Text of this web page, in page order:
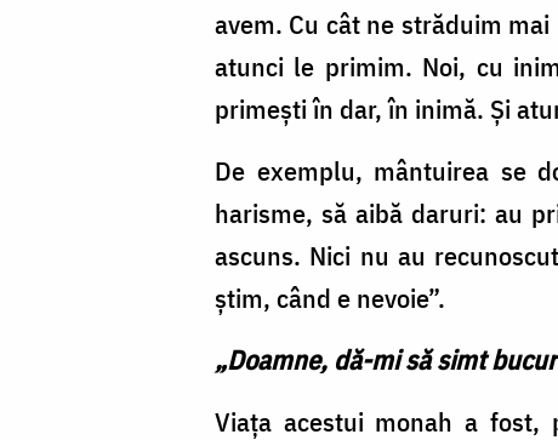
avem. Cu cât ne străduim
atunci le primim. Noi, cu
primești în dar, în inimă. Și
De exemplu, mântuirea se
harisme, să aibă daruri: au
ascuns. Nici nu au
știm, când e nevoie”.
„Doamne, dă-mi să simt
Viaţa acestui monah a